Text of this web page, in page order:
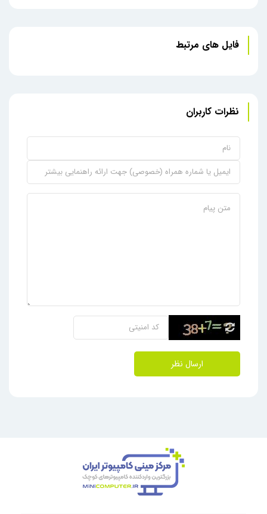
فایل های مرتبط
نظرات کاربران
ارسال نظر